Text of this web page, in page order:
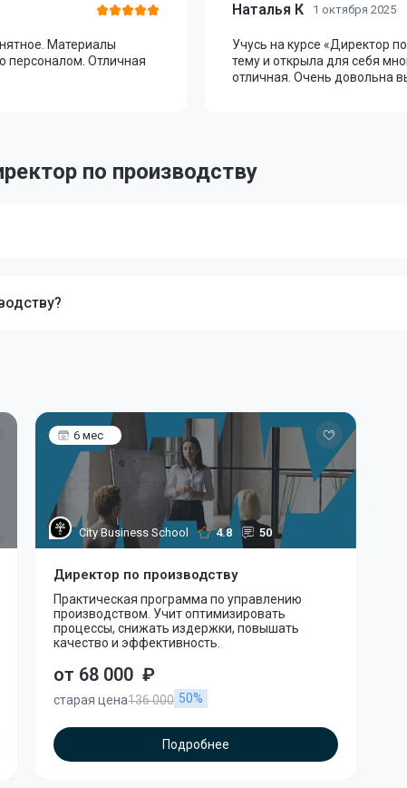
Материалы
персоналом. Отличная
Наталья К 1 октября 2025
Учусь на курсе «Директор
тему и открыла для себя
отличная. Очень довольна
по производству
6 мес
City Business School 4.8 50
Директор по производству
Практическая программа по управлению
производством. Учит оптимизировать
процессы, снижать издержки, повышать
качество и эффективность.
от 68 000 ₽
старая цена136 000 50%
Подробнее